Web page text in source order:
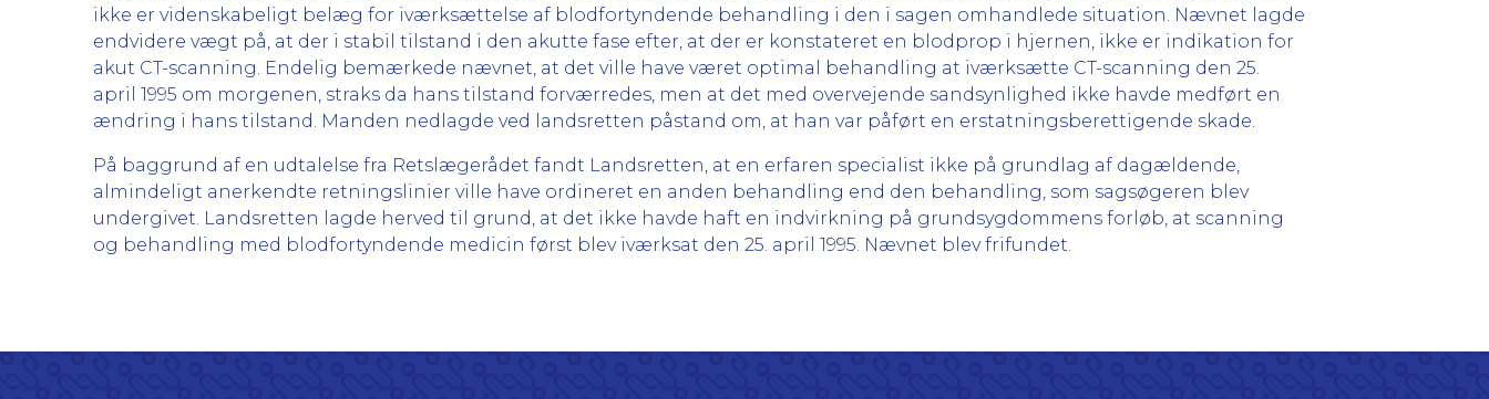
ikke er videnskabeligt belæg for iværksættelse af blodfortyndende behandling i den i sagen omhandlede situation. Nævnet lagde
endvidere vægt på, at der i stabil tilstand i den akutte fase efter, at der er konstateret en blodprop i hjernen, ikke er indikation for
akut CT-scanning. Endelig bemærkede nævnet, at det ville have været optimal behandling at iværksætte CT-scanning den 25.
april 1995 om morgenen, straks da hans tilstand forværredes, men at det med overvejende sandsynlighed ikke havde medført en
ændring i hans tilstand. Manden nedlagde ved landsretten påstand om, at han var påført en erstatningsberettigende skade.
På baggrund af en udtalelse fra Retslægerådet fandt Landsretten, at en erfaren specialist ikke på grundlag af dagældende,
almindeligt anerkendte retningslinier ville have ordineret en anden behandling end den behandling, som sagsøgeren blev
undergivet. Landsretten lagde herved til grund, at det ikke havde haft en indvirkning på grundsygdommens forløb, at scanning
og behandling med blodfortyndende medicin først blev iværksat den 25. april 1995. Nævnet blev frifundet.